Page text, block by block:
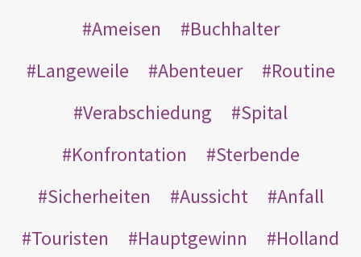
Ameisen
Buchhalter
Langeweile
Abenteuer
Routine
Verabschiedung
Spital
Konfrontation
Sterbende
Sicherheiten
Aussicht
Anfall
Touristen
Hauptgewinn
Holland